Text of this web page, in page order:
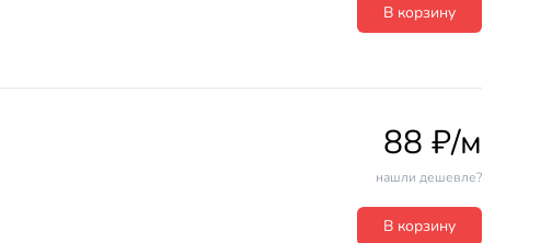
В корзину
88 ₽/м
нашли дешевле?
В корзину